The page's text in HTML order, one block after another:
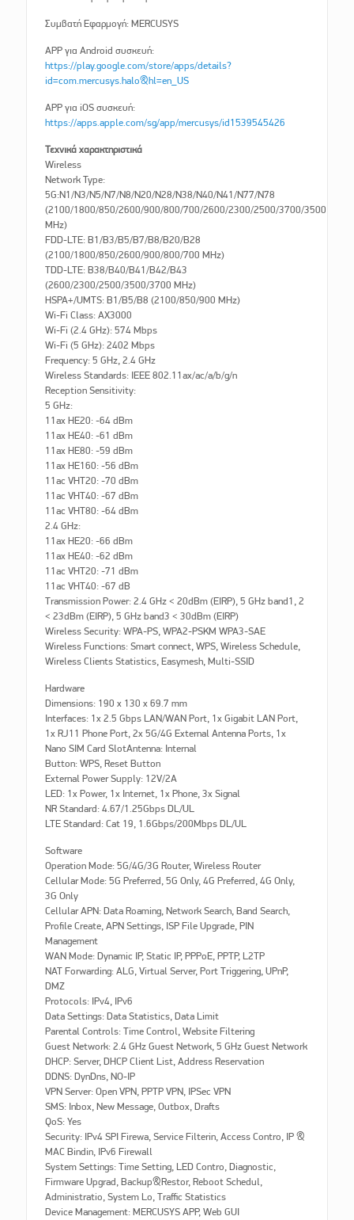
Συμβατή Εφαρμογή: MERCUSYS
APP για Android συσκευή:
https://play.google.com/store/apps/details?
id=com.mercusys.halo&hl=en_US
APP για iOS συσκευή:
https://apps.apple.com/sg/app/mercusys/id1539545426
Τεχνικά χαρακτηριστικά
Wireless
Network Type:
5G:N1/N3/N5/N7/N8/N20/N28/N38/N40/N41/N77/N78
(2100/1800/850/2600/900/800/700/2600/2300/2500/3700/3500
MHz)
FDD-LTE: B1/B3/B5/B7/B8/B20/B28
(2100/1800/850/2600/900/800/700 MHz)
TDD-LTE: B38/B40/B41/B42/B43
(2600/2300/2500/3500/3700 MHz)
HSPA+/UMTS: B1/B5/B8 (2100/850/900 MHz)
Wi-Fi Class: AX3000
Wi-Fi (2.4 GHz): 574 Mbps
Wi-Fi (5 GHz): 2402 Mbps
Frequency: 5 GHz, 2.4 GHz
Wireless Standards: IEEE 802.11ax/ac/a/b/g/n
Reception Sensitivity:
5 GHz:
11ax HE20: -64 dBm
11ax HE40: -61 dBm
11ax HE80: -59 dBm
11ax HE160: -56 dBm
11ac VHT20: -70 dBm
11ac VHT40: -67 dBm
11ac VHT80: -64 dBm
2.4 GHz:
11ax HE20: -66 dBm
11ax HE40: -62 dBm
11ac VHT20: -71 dBm
11ac VHT40: -67 dB
Transmission Power: 2.4 GHz < 20dBm (EIRP), 5 GHz band1, 2
< 23dBm (EIRP), 5 GHz band3 < 30dBm (EIRP)
Wireless Security: WPA-PS, WPA2-PSKM WPA3-SAE
Wireless Functions: Smart connect, WPS, Wireless Schedule,
Wireless Clients Statistics, Easymesh, Multi-SSID
Hardware
Dimensions: 190 x 130 x 69.7 mm
Interfaces: 1x 2.5 Gbps LAN/WAN Port, 1x Gigabit LAN Port,
1x RJ11 Phone Port, 2x 5G/4G External Antenna Ports, 1x
Nano SIM Card SlotAntenna: Internal
Button: WPS, Reset Button
External Power Supply: 12V/2A
LED: 1x Power, 1x Internet, 1x Phone, 3x Signal
NR Standard: 4.67/1.25Gbps DL/UL
LTE Standard: Cat 19, 1.6Gbps/200Mbps DL/UL
Software
Operation Mode: 5G/4G/3G Router, Wireless Router
Cellular Mode: 5G Preferred, 5G Only, 4G Preferred, 4G Only,
3G Only
Cellular APN: Data Roaming, Network Search, Band Search,
Profile Create, APN Settings, ISP File Upgrade, PIN
Management
WAN Mode: Dynamic IP, Static IP, PPPoE, PPTP, L2TP
NAT Forwarding: ALG, Virtual Server, Port Triggering, UPnP,
DMZ
Protocols: IPv4, IPv6
Data Settings: Data Statistics, Data Limit
Parental Controls: Time Control, Website Filtering
Guest Network: 2.4 GHz Guest Network, 5 GHz Guest Network
DHCP: Server, DHCP Client List, Address Reservation
DDNS: DynDns, NO-IP
VPN Server: Open VPN, PPTP VPN, IPSec VPN
SMS: Inbox, New Message, Outbox, Drafts
QoS: Yes
Security: IPv4 SPI Firewa, Service Filterin, Access Contro, IP &
MAC Bindin, IPv6 Firewall
System Settings: Time Setting, LED Contro, Diagnostic,
Firmware Upgrad, Backup&Restor, Reboot Schedul,
Administratio, System Lo, Traffic Statistics
Device Management: MERCUSYS APP, Web GUI